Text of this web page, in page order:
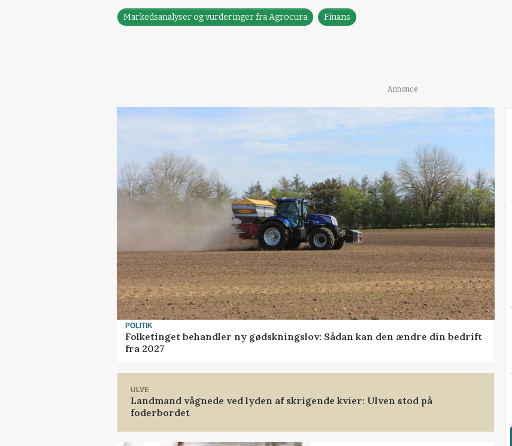
Markedsanalyser og vurderinger fra Agrocura Finans
Annonce
POLITIK
Folketinget behandler ny gødskningslov: Sådan kan den ændre din bedrift
fra 2027
ULVE
Landmand vågnede ved lyden af skrigende kvier: Ulven stod på
foderbordet